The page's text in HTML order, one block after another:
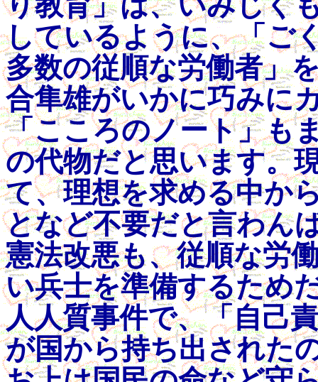
しているように、「ご
多数の従順な労働者」
合隼雄がいかに巧みに
「こころのノート」も
の代物だと思います。
て、理想を求める中か
となど不要だと言わん
憲法改悪も、従順な労
い兵士を準備するため
人人質事件で、「自己
が国から持ち出された